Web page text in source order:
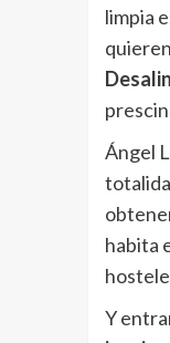
limpia
Ángel
habita
Y